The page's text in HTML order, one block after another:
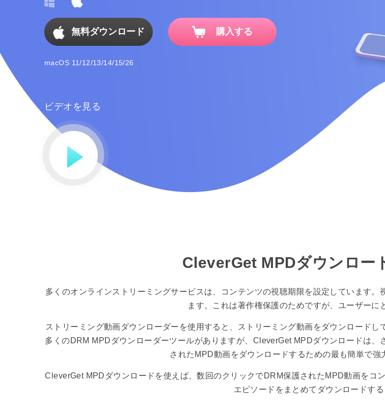
無料ダウンロード 購入する
macOS 11/12/13/14/15/26
ビデオを見る
CleverGet MPDダウンロー
多くのオンラインストリーミングサービスは、コンテンツの視聴期限を設定しています
ます。これは著作権保護のためですが、ユーザーに
ストリーミング動画ダウンローダーを使用すると、ストリーミング動画をダウンロード
多くのDRM MPDダウンローダーツールがありますが、CleverGet MPDダウンロードは
されたMPD動画をダウンロードするための最も簡単で強
CleverGet MPDダウンロードを使えば、数回のクリックでDRM保護されたMPD動画をコ
エピソードをまとめてダウンロードする